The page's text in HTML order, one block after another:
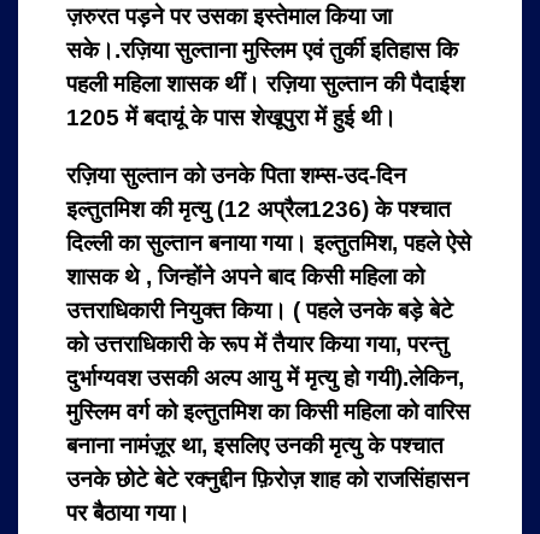
ज़रुरत पड़ने पर उसका इस्तेमाल किया जा
सके।.रज़िया सुल्ताना मुस्लिम एवं तुर्की इतिहास कि
पहली महिला शासक थीं। रज़िया सुल्तान की पैदाईश
1205 में बदायूं के पास शेखूपुरा में हुई थी।
रज़िया सुल्तान को उनके पिता शम्स-उद-दिन
इल्तुतमिश की मृत्यु (12 अप्रैल1236) के पश्चात
दिल्ली का सुल्तान बनाया गया। इल्तुतमिश, पहले ऐसे
शासक थे , जिन्होंने अपने बाद किसी महिला को
उत्तराधिकारी नियुक्त किया। ( पहले उनके बड़े बेटे
को उत्तराधिकारी के रूप में तैयार किया गया, परन्तु
दुर्भाग्यवश उसकी अल्प आयु में मृत्यु हो गयी).लेकिन,
मुस्लिम वर्ग को इल्तुतमिश का किसी महिला को वारिस
बनाना नामंज़ूर था, इसलिए उनकी मृत्यु के पश्चात
उनके छोटे बेटे रक्नुद्दीन फ़िरोज़ शाह को राजसिंहासन
पर बैठाया गया।